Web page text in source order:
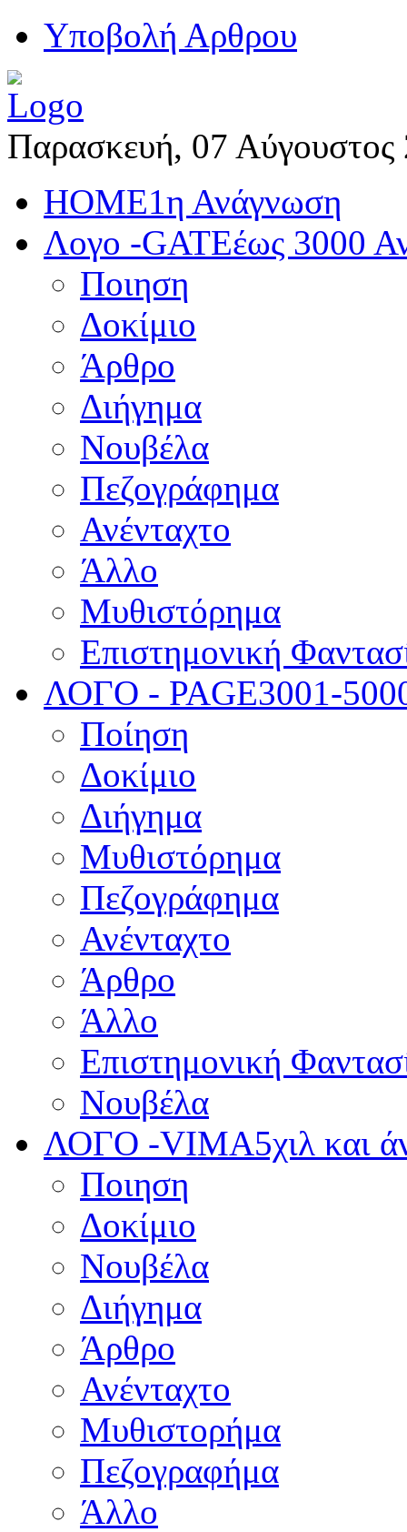
Yποβολή Αρθρου
Παρασκευή, 07 Αύγουστος
HOME1η Ανάγνωση
Λογο -GATEέως 3000
Ποιηση
Δοκίμιο
Άρθρο
Διήγημα
Νουβέλα
Πεζογράφημα
Ανένταχτο
Άλλο
Μυθιστόρημα
Επιστημονική
ΛΟΓΟ - PAGE3001-
Ποίηση
Δοκίμιο
Διήγημα
Μυθιστόρημα
Πεζογράφημα
Ανένταχτο
Άρθρο
Άλλο
Επιστημονική
Νουβέλα
ΛΟΓΟ -VIMA5χιλ και
Ποιηση
Δοκίμιο
Νουβέλα
Διήγημα
Άρθρο
Ανένταχτο
Μυθιστορήμα
Πεζογραφήμα
Άλλο